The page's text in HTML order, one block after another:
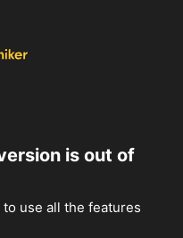
is out of
use all the features